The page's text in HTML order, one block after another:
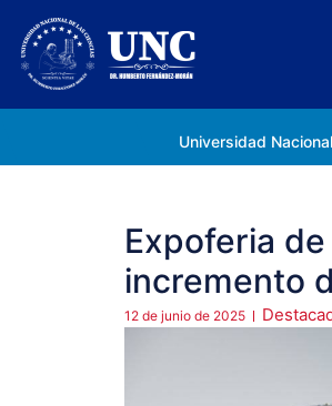
Expoferia
incremento
12 de junio de 2025